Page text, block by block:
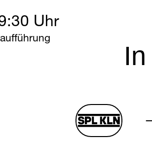
25 September
Uhr
schauspiel